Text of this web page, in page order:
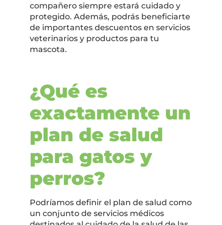
compañero siempre estará cuidado y
protegido. Además, podrás beneficiarte
de importantes descuentos en servicios
veterinarios y productos para tu
mascota.
¿Qué es
exactamente un
plan de salud
para gatos y
perros?
Podríamos definir el plan de salud como
un conjunto de servicios médicos